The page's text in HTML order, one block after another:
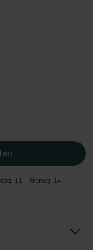
11. - Freitag, 14.